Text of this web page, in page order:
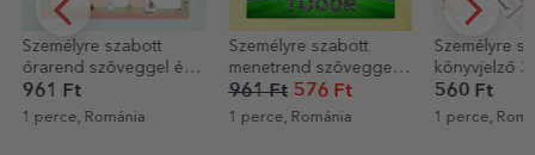
Személyre szabott
órarend szöveggel és
fotóval - Llama
961 Ft
1 perce, Románia
Személyre szabott
menetrend szöveggel -
Futball
961 Ft576 Ft
1 perce, Románia
Személyre
könyvjelző
szöveggel -
560 Ft
1 perce,